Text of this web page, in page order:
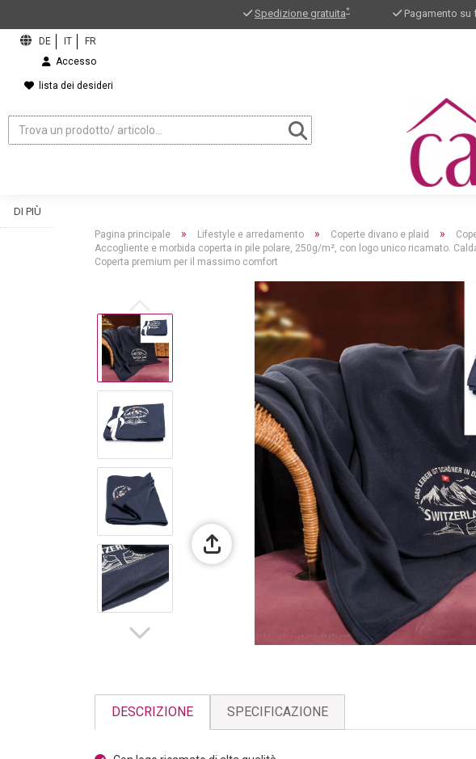
Spedizione gratuita* Pagamento su
Accesso
lista dei desideri
DI PIÙ
Pagina principale » Lifestyle e arredamento » Coperte divano e plaid »
Accogliente e morbida coperta in pile polare, 250g/m², con logo unico ricamato.
Coperta premium per il massimo comfort
DESCRIZIONE SPECIFICAZIONE